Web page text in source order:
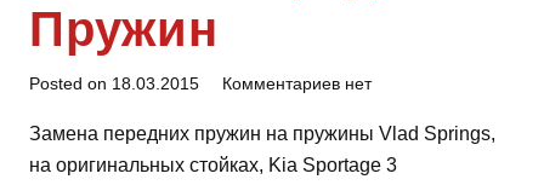
Пружин
Posted on 18.03.2015 Комментариев нет
Замена передних пружин на пружины Vlad Springs,
на оригинальных стойках, Kia Sportage 3